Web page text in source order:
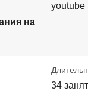
на
youtube
34